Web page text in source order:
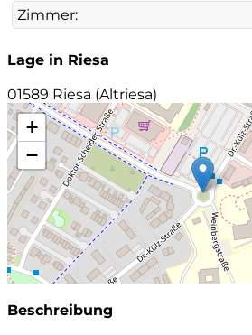
Zimmer:
Lage in Riesa
01589 Riesa (Altriesa)
+
−
Beschreibung